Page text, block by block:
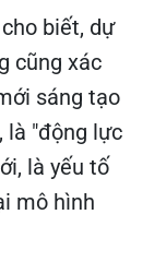
biết, dự
cũng xác
sáng tạo
là "động lực
là yếu tố
mô hình